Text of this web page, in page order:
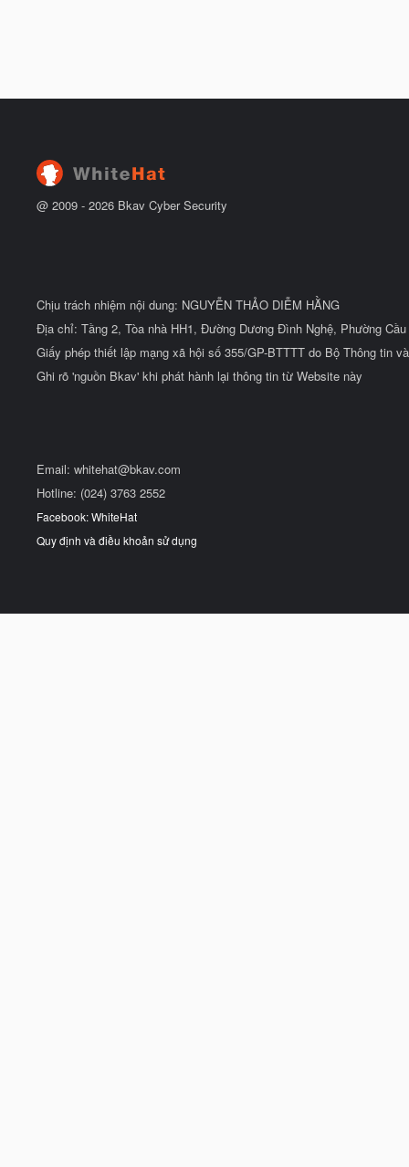
@ 2009 - 2026 Bkav Cyber Security
Chịu trách nhiệm nội dung: NGUYỄN THẢO DIỄM HẰNG
Địa chỉ: Tầng 2, Tòa nhà HH1, Đường Dương Đình Nghệ, Phường
Giấy phép thiết lập mạng xã hội số 355/GP-BTTTT do Bộ Thông tin
Ghi rõ 'nguồn Bkav' khi phát hành lại thông tin từ Website này
Email: whitehat@bkav.com
Hotline: (024) 3763 2552
Facebook: WhiteHat
Quy định và điều khoản sử dụng